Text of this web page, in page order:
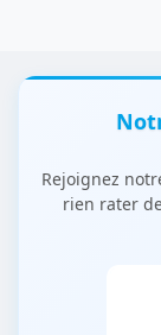
Rejoignez
rien rater